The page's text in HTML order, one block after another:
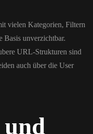
vielen Kategorien, Filtern
Basis unverzichtbar.
URL-Strukturen sind
auch über die User
und